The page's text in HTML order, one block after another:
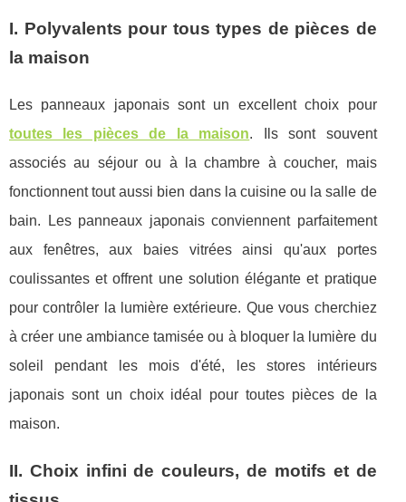
I. Polyvalents pour tous types de pièces de
la maison
Les panneaux japonais sont un excellent choix pour
toutes les pièces de la maison. Ils sont souvent
associés au séjour ou à la chambre à coucher, mais
fonctionnent tout aussi bien dans la cuisine ou la salle de
bain. Les panneaux japonais conviennent parfaitement
aux fenêtres, aux baies vitrées ainsi qu'aux portes
coulissantes et offrent une solution élégante et pratique
pour contrôler la lumière extérieure. Que vous cherchiez
à créer une ambiance tamisée ou à bloquer la lumière du
soleil pendant les mois d'été, les stores intérieurs
japonais sont un choix idéal pour toutes pièces de la
maison.
II. Choix infini de couleurs, de motifs et de